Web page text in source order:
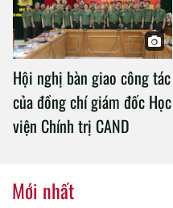
Hội nghị bàn giao công tác
của đồng chí giám đốc Học
viện Chính trị CAND
Mới nhất